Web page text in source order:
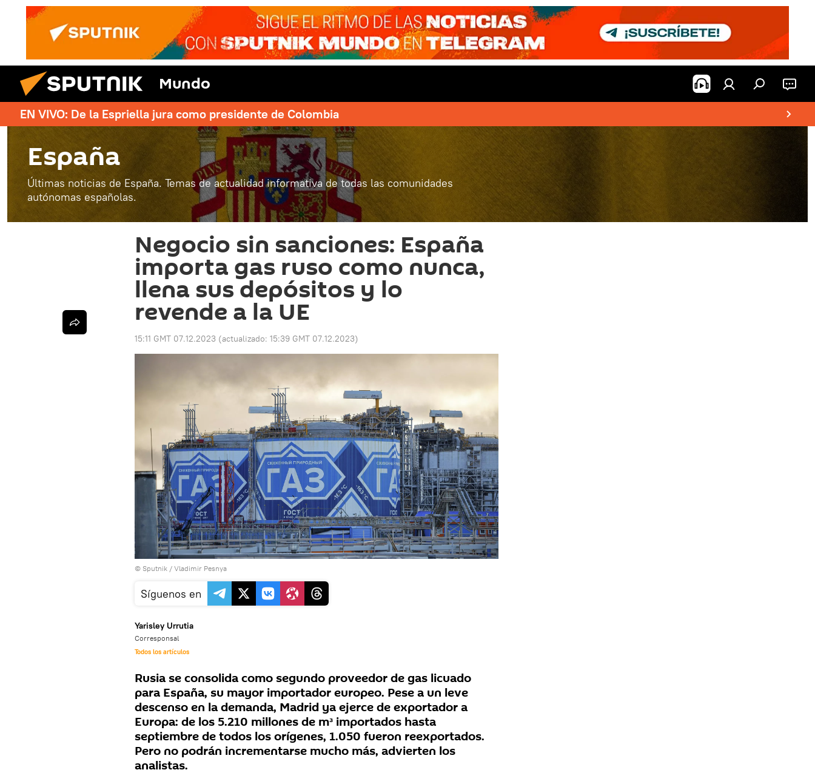
Mundo
EN VIVO: De la Espriella jura como presidente de Colombia
España
Últimas noticias de España. Temas de actualidad informativa de todas las comunidades
autónomas españolas.
Negocio sin sanciones: España
importa gas ruso como nunca,
llena sus depósitos y lo
revende a la UE
15:11 GMT 07.12.2023 (actualizado: 15:39 GMT 07.12.2023)
© Sputnik / Vladimir Pesnya
Síguenos en
Yarisley Urrutia
Corresponsal
Todos los artículos
Rusia se consolida como segundo proveedor de gas licuado
para España, su mayor importador europeo. Pese a un leve
descenso en la demanda, Madrid ya ejerce de exportador a
Europa: de los 5.210 millones de m³ importados hasta
septiembre de todos los orígenes, 1.050 fueron reexportados.
Pero no podrán incrementarse mucho más, advierten los
analistas.